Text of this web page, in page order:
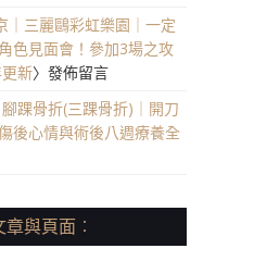
｜三麗鷗彩虹樂園｜一定
色見面會！參加3場之攻
新〉發佈留言
踝骨折(三踝骨折)｜開刀
後心情與術後八週療養全
與頁面︰